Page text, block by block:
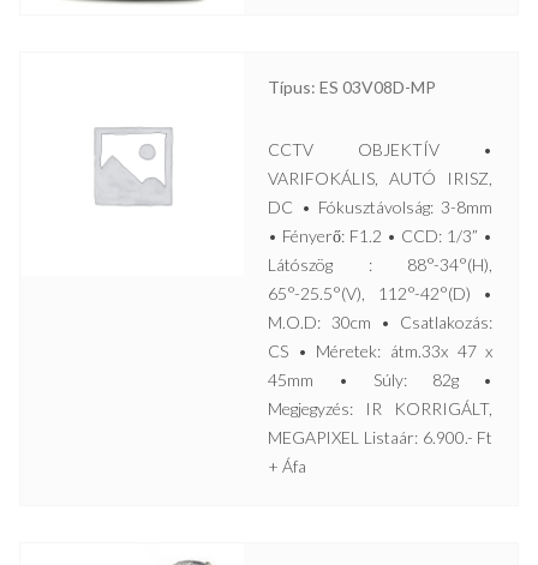
Típus: ES 03V08D-MP
CCTV OBJEKTÍV •
VARIFOKÁLIS, AUTÓ IRISZ,
DC • Fókusztávolság: 3-8mm
• Fényerő: F1.2 • CCD: 1/3” •
Látószög : 88°-34°(H),
65°-25.5°(V), 112°-42°(D) •
M.O.D: 30cm • Csatlakozás:
CS • Méretek: átm.33x 47 x
45mm • Súly: 82g •
Megjegyzés: IR KORRIGÁLT,
MEGAPIXEL Listaár: 6.900.- Ft
+ Áfa